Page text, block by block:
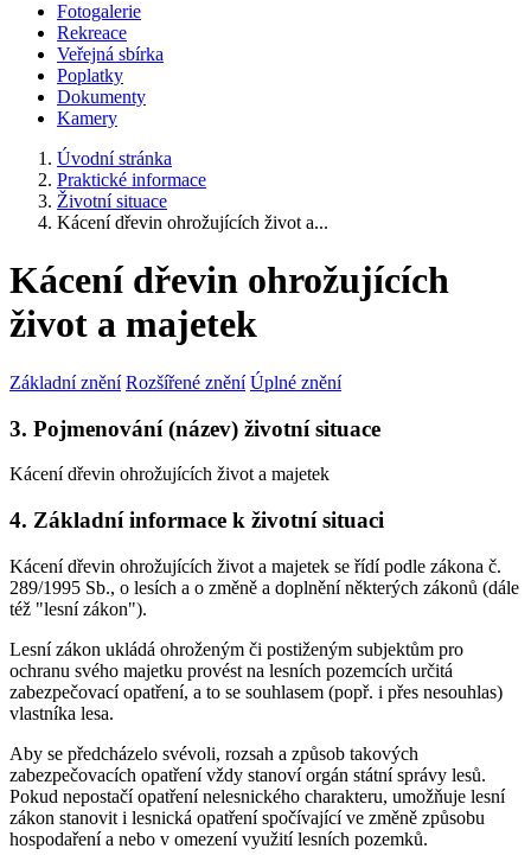
Fotogalerie
Rekreace
Veřejná sbírka
Poplatky
Dokumenty
Kamery
Úvodní stránka
Praktické informace
Životní situace
Kácení dřevin ohrožujících život a...
Kácení dřevin ohrožujících
život a majetek
Základní znění Rozšířené znění Úplné znění
3. Pojmenování (název) životní situace
Kácení dřevin ohrožujících život a majetek
4. Základní informace k životní situaci
Kácení dřevin ohrožujících život a majetek se řídí podle zákona č.
289/1995 Sb., o lesích a o změně a doplnění některých zákonů (dále
též "lesní zákon").
Lesní zákon ukládá ohroženým či postiženým subjektům pro
ochranu svého majetku provést na lesních pozemcích určitá
zabezpečovací opatření, a to se souhlasem (popř. i přes nesouhlas)
vlastníka lesa.
Aby se předcházelo svévoli, rozsah a způsob takových
zabezpečovacích opatření vždy stanoví orgán státní správy lesů.
Pokud nepostačí opatření nelesnického charakteru, umožňuje lesní
zákon stanovit i lesnická opatření spočívající ve změně způsobu
hospodaření a nebo v omezení využití lesních pozemků.